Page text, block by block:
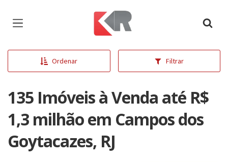
Página inicial
Ordenar Filtrar
135 Imóveis à Venda até R$
1,3 milhão em Campos dos
Goytacazes, RJ